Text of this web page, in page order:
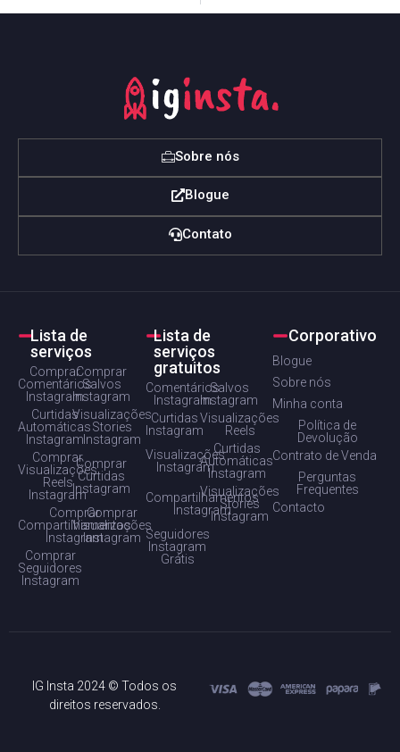
Sobre nós
Blogue
Contato
Lista de
serviços
Comprar
Comentários
Instagram
Comprar
Salvos
Instagram
Curtidas
Automáticas
Instagram
Visualizações
Stories
Instagram
Comprar
Visualizações
Reels
Instagram
Comprar
Curtidas
Instagram
Comprar
Compartilhamentos
Instagram
Comprar
Visualizações
Instagram
Comprar
Seguidores
Instagram
Lista de
serviços
gratuitos
Comentários
Instagram
Salvos
Instagram
Curtidas
Instagram
Visualizações
Reels
Visualizações
Instagram
Curtidas
Automáticas
Instagram
Compartilhamentos
Instagram
Visualizações
Stories
Instagram
Seguidores
Instagram
Grátis
Corporativo
Blogue
Sobre nós
Minha conta
Política de
Devolução
Contrato de Venda
Perguntas
Frequentes
Contacto
IG Insta 2024 © Todos os
direitos reservados.